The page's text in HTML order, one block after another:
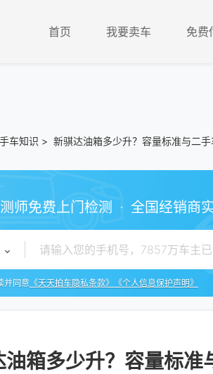
首页 我要卖车 免费
车知识 > 新骐达油箱多少升？容量标准与二
师免费上门检测 · 全国经销商
并同意 《天天拍车隐私条款》 《个人信息保护声明》
油箱多少升？容量标准